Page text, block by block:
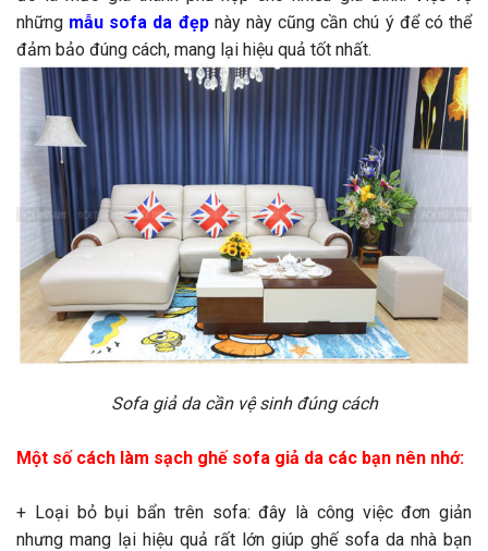
những mẫu sofa da đẹpnày này cũng cần chú ý để có thể
đảm bảo đúng cách, mang lại hiệu quả tốt nhất.
Sofa giả da cần vệ sinh đúng cách
Một số cách làm sạch ghế sofa giả da các bạn nên nhớ:
+ Loại bỏ bụi bẩn trên sofa: đây là công việc đơn giản
nhưng mang lại hiệu quả rất lớn giúp ghế sofa da nhà bạn